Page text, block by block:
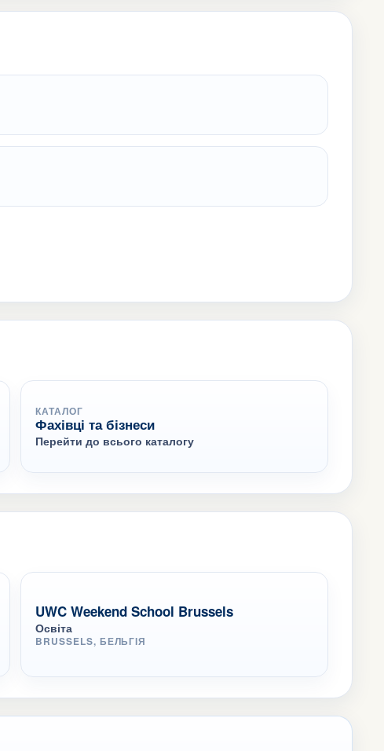
КАТАЛОГ
Фахівці та бізнеси
Перейти до всього каталогу
UWC Weekend School Brussels
Освіта
BRUSSELS, БЕЛЬГІЯ